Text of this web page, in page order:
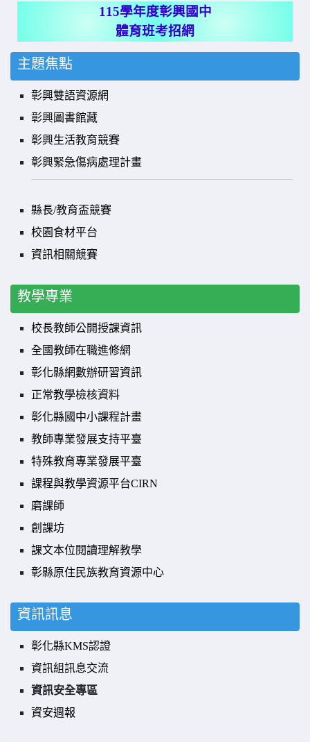
115學年度彰興國中
體育班考招網
主題焦點
彰興雙語資源網
彰興圖書館藏
彰興生活教育競賽
彰興緊急傷病處理計畫
縣長/教育盃競賽
校園食材平台
資訊相關競賽
教學專業
校長教師公開授課資訊
全國教師在職進修網
彰化縣網數辦研習資訊
正常教學檢核資料
彰化縣國中小課程計畫
教師專業發展支持平臺
特殊教育專業發展平臺
課程與教學資源平台CIRN
磨課師
創課坊
課文本位閱讀理解教學
彰縣原住民族教育資源中心
資訊訊息
彰化縣KMS認證
資訊組訊息交流
資訊安全專區
資安週報